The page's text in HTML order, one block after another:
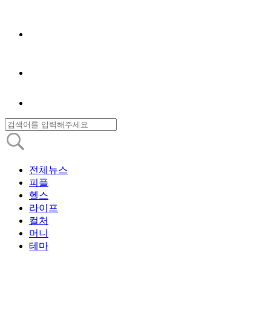
전체뉴스
피플
헬스
라이프
컬처
머니
테마